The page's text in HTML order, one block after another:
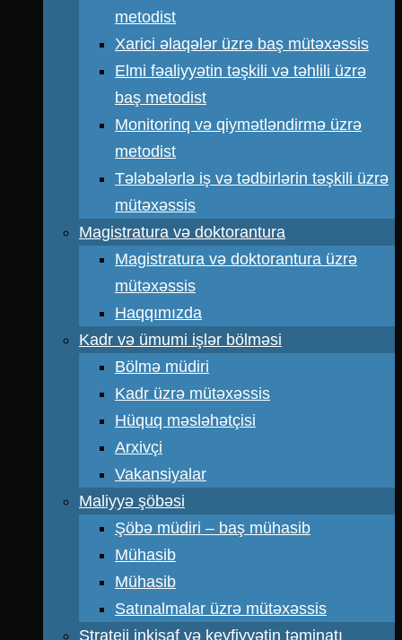
metodist
Xarici əlaqələr üzrə baş mütəxəssis
Elmi fəaliyyətin təşkili və təhlili üzrə
baş metodist
Monitorinq və qiymətləndirmə üzrə
metodist
Tələbələrlə iş və tədbirlərin təşkili üzrə
mütəxəssis
Magistratura və doktorantura
Magistratura və doktorantura üzrə
mütəxəssis
Haqqımızda
Kadr və ümumi işlər bölməsi
Bölmə müdiri
Kadr üzrə mütəxəssis
Hüquq məsləhətçisi
Arxivçi
Vakansiyalar
Maliyyə şöbəsi
Şöbə müdiri – baş mühasib
Mühasib
Mühasib
Satınalmalar üzrə mütəxəssis
Strateji inkişaf və keyfiyyətin təminatı